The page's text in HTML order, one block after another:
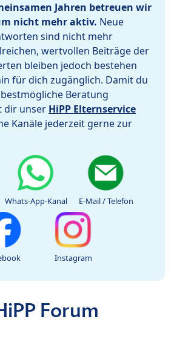
Jahren betreuen wir
nicht mehr aktiv. Neue
sind nicht mehr
wertvollen Beiträge der
bleiben jedoch bestehen
für dich zugänglich. Damit du
Beratung
dir unser HiPP Elternservice
Kanäle jederzeit gerne zur
Whats-App-Kanal E-Mail / Telefon
Instagram
Forum